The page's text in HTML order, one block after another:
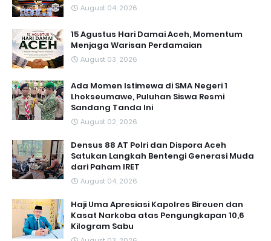
August 04, 2026
15 Agustus Hari Damai Aceh, Momentum
Menjaga Warisan Perdamaian
August 03, 2026
Ada Momen Istimewa di SMA Negeri 1
Lhokseumawe, Puluhan Siswa Resmi
Sandang Tanda Ini
August 02, 2026
Densus 88 AT Polri dan Dispora Aceh
Satukan Langkah Bentengi Generasi Muda
dari Paham IRET
August 04, 2026
Haji Uma Apresiasi Kapolres Bireuen dan
Kasat Narkoba atas Pengungkapan 10,6
Kilogram Sabu